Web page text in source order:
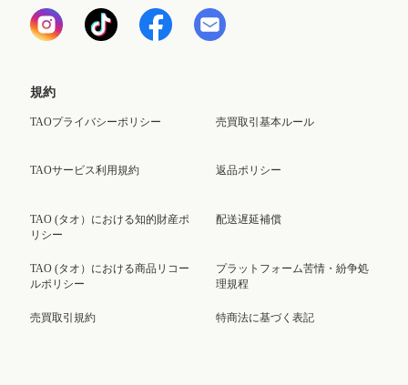
規約
TAOプライバシーポリシー
TAOサービス利用規約
TAO (タオ）における知的財産ポ
リシー
TAO (タオ）における商品リコー
ルポリシー
売買取引規約
売買取引基本ルール
返品ポリシー
配送遅延補償
プラットフォーム苦情・紛争処
理規程
特商法に基づく表記